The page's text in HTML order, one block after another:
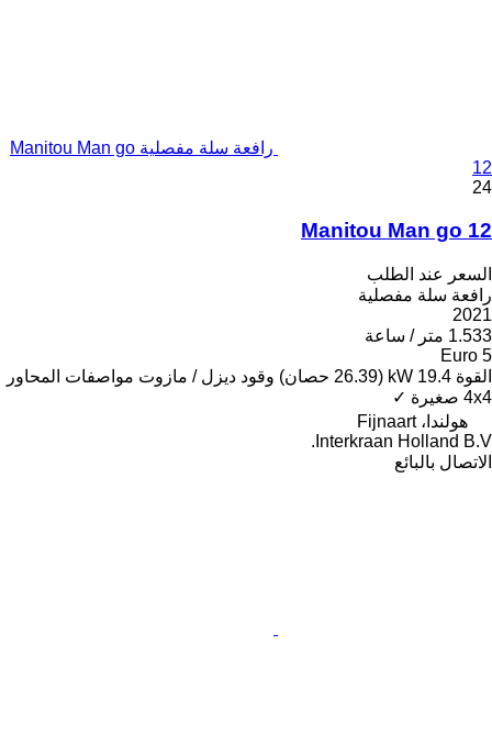
رافعة سلة مفصلية Manitou Man go
12
24
Manitou Man go 12
السعر عند الطلب
رافعة سلة مفصلية
2021
1.533 متر / ساعة
Euro 5
القوة 19.4 kW (26.39 حصان) وقود ديزل / مازوت مواصفات المحاور
4x4 صغيرة ✓
هولندا، Fijnaart
Interkraan Holland B.V.
الاتصال بالبائع